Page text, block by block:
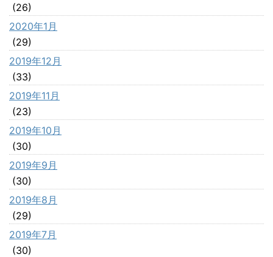
(26)
2020年1月
(29)
2019年12月
(33)
2019年11月
(23)
2019年10月
(30)
2019年9月
(30)
2019年8月
(29)
2019年7月
(30)